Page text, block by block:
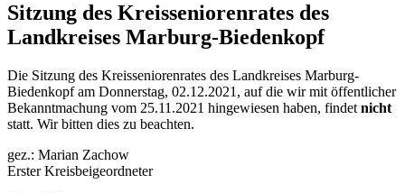
Sitzung des Kreisseniorenrates des
Landkreises Marburg-Biedenkopf
Die Sitzung des Kreisseniorenrates des Landkreises Marburg-
Biedenkopf am Donnerstag, 02.12.2021, auf die wir mit öffentlicher
Bekanntmachung vom 25.11.2021 hingewiesen haben, findet nicht
statt. Wir bitten dies zu beachten.
gez.: Marian Zachow
Erster Kreisbeigeordneter